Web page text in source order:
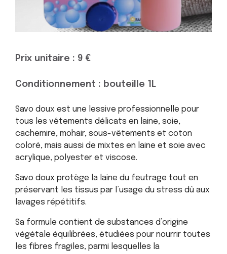
Prix unitaire : 9 €
Conditionnement : bouteille 1L
Savo doux est une lessive professionnelle pour
tous les vêtements délicats en laine, soie,
cachemire, mohair, sous-vêtements et coton
coloré, mais aussi de mixtes en laine et soie avec
acrylique, polyester et viscose.
Savo doux protège la laine du feutrage tout en
préservant les tissus par l’usage du stress dû aux
lavages répétitifs.
Sa formule contient de substances d’origine
végétale équilibrées, étudiées pour nourrir toutes
les fibres fragiles, parmi lesquelles la